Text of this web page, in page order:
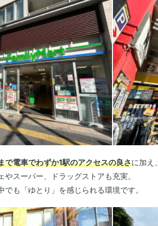
で電車でわずか1駅のアクセスの良さに加え、
スーパー、ドラッグストアも充実。
も「ゆとり」を感じられる環境です。